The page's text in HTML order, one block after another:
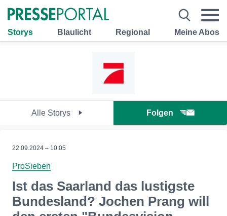
Storys Blaulicht Regional Meine Abos
Alle Storys Folgen
22.09.2024 – 10:05
ProSieben
Ist das Saarland das lustigste
Bundesland? Jochen Prang will